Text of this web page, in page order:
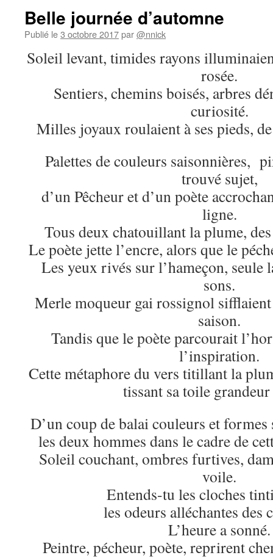
Belle journée d’automne
Publié le3 octobre 2017par@nnick
Soleil levant, timides rayons
rosée.
Sentiers, chemins boisés, arbres
curiosité.
Milles joyaux roulaient à ses pieds,
Palettes de couleurs saisonnières,
trouvé sujet,
d’un Pêcheur et d’un poète
ligne.
Tous deux chatouillant la plume,
Le poète jette l’encre, alors que le
Les yeux rivés sur l’hameçon, seule
sons.
Merle moqueur gai rossignol
saison.
Tandis que le poète parcourait
l’inspiration.
Cette métaphore du vers titillant la
tissant sa toile
D’un coup de balai couleurs et formes
les deux hommes dans le cadre de
Soleil couchant, ombres furtives,
voile.
Entends-tu les cloches
les odeurs alléchantes des
L’heure a sonné.
Peintre, pécheur, poète, reprirent